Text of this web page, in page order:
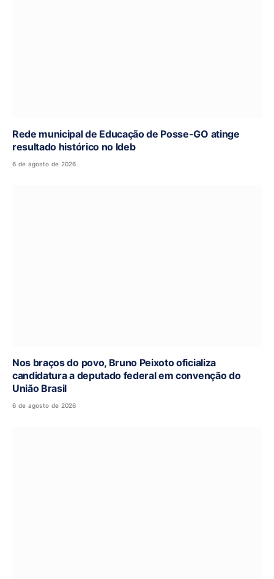
Rede municipal de Educação de Posse-GO atinge
resultado histórico no Ideb
6 de agosto de 2026
Nos braços do povo, Bruno Peixoto oficializa
candidatura a deputado federal em convenção do
União Brasil
6 de agosto de 2026